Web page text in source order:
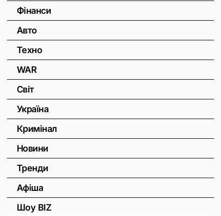
Фінанси
Авто
Техно
WAR
Світ
Україна
Кримінал
Новини
Тренди
Афіша
Шоу BIZ